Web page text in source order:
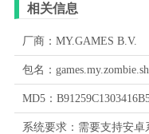
相关信息
厂商：MY.GAMES B.V.
包名：
MD5：
系统要求：需要支持安卓